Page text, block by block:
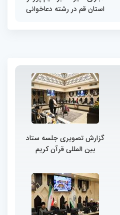
استان قم در رشته دعاخوانی
گزارش تصویری جلسه ستاد
بین المللی قرآن کریم